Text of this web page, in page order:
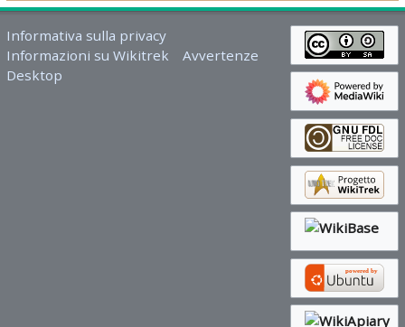
Informativa sulla privacy
Informazioni su Wikitrek
Avvertenze
Desktop